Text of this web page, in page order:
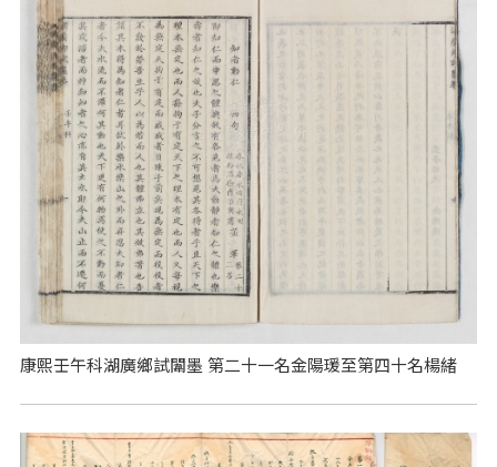
康熙壬午科湖廣鄉試闈墨 第二十一名金陽瑗至第四十名楊緒